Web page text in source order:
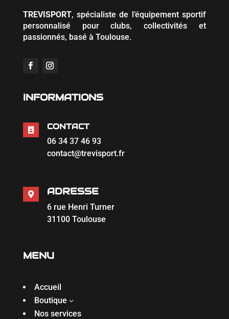
TREVISPORT, spécialiste de l’équipement sportif
personnalisé pour clubs, collectivités et
passionnés, basé à Toulouse.
INFORMATIONS

CONTACT
06 34 37 46 93
contact@trevisport.fr
 ADRESSE
6 rue Henri Turner
31100 Toulouse
MENU
Accueil
Boutique 3
Nos services